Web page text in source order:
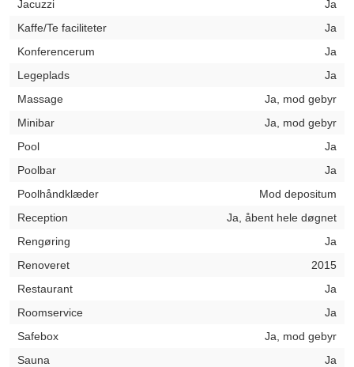
Jacuzzi
Ja
Kaffe/Te faciliteter
Ja
Konferencerum
Ja
Legeplads
Ja
Massage
Ja, mod gebyr
Minibar
Ja, mod gebyr
Pool
Ja
Poolbar
Ja
Poolhåndklæder
Mod depositum
Reception
Ja, åbent hele døgnet
Rengøring
Ja
Renoveret
2015
Restaurant
Ja
Roomservice
Ja
Safebox
Ja, mod gebyr
Sauna
Ja